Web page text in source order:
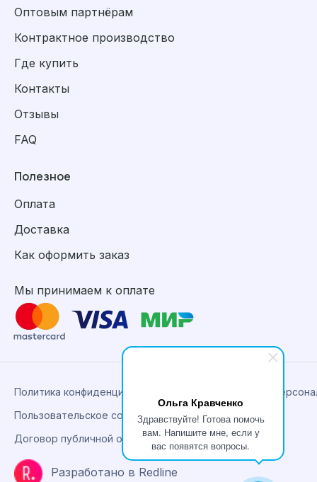
Ольга Кравченко
Здравствуйте! Готова помочь
вам. Напишите мне, если у
вас появятся вопросы.
Оптовым партнёрам
Контрактное производство
Где купить
Контакты
Отзывы
FAQ
Полезное
Оплата
Доставка
Как оформить заказ
Мы принимаем к оплате
Разработано в Redline
Политика конфиденциальности, сбора и обработки
Пользовательское соглашение
Договор публичной оферты